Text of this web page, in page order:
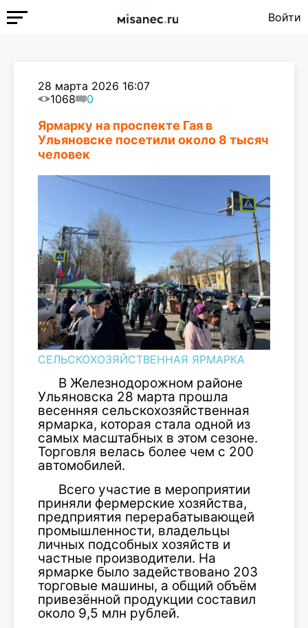
Войти
28 марта 2026 16:07
1068
0
Ярмарку на проспекте Гая в
Ульяновске посетили около 8 тысяч
человек
СЕЛЬСКОХОЗЯЙСТВЕННАЯ ЯРМАРКА
В Железнодорожном районе
Ульяновска 28 марта прошла
весенняя сельскохозяйственная
ярмарка, которая стала одной из
самых масштабных в этом сезоне.
Торговля велась более чем с 200
автомобилей.
Всего участие в мероприятии
приняли фермерские хозяйства,
предприятия перерабатывающей
промышленности, владельцы
личных подсобных хозяйств и
частные производители. На
ярмарке было задействовано 203
торговые машины, а общий объём
привезённой продукции составил
около 9,5 млн рублей.